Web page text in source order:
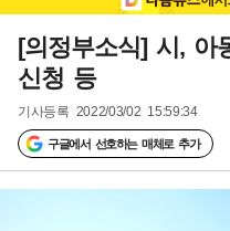
[의정부소식] 시, 아
신청 등
기사등록 2022/03/02 15:59:34
구글에서 선호하는 매체로 추가